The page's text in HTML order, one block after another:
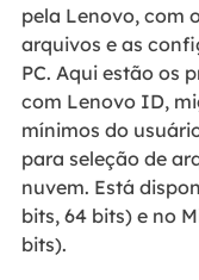
pela Lenovo, com
arquivos e as
PC. Aqui estão os
com Lenovo ID,
mínimos do
para seleção de
nuvem. Está
bits, 64 bits) e no
bits).